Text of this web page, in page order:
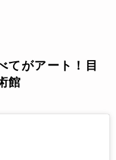
てがアート！目
館